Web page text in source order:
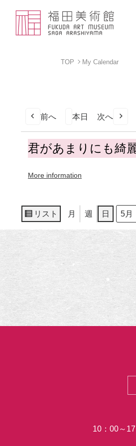
TOP My Calendar
前へ 本日 次へ
君
が
ま
も
綺
麗
ぎ
た
田
コ
君があまりにも綺
More information
リスト
表
示
月 週 日
月
日
年
10：00～